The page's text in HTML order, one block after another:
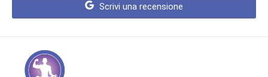
Scrivi una recensione